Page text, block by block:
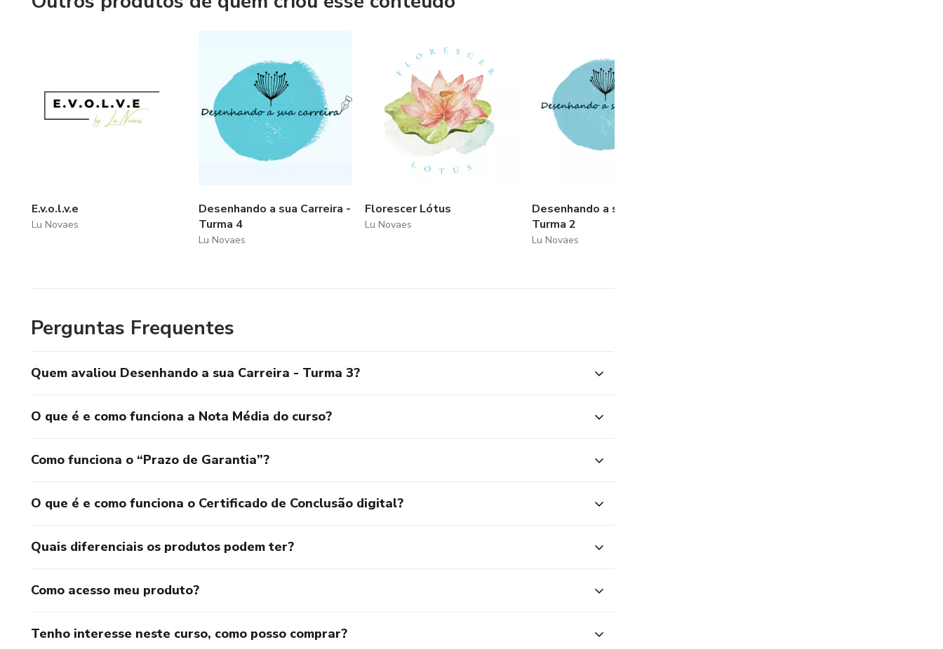
E.v.o.l.v.e
Lu Novaes
Desenhando a sua Carreira -
Turma 4
Lu Novaes
Florescer Lótus
Lu Novaes
Desenhando a sua Carreira -
Turma 2
Lu Novaes
Perguntas Frequentes
Quem avaliou Desenhando a sua Carreira - Turma 3?
O que é e como funciona a Nota Média do curso?
Como funciona o “Prazo de Garantia”?
O que é e como funciona o Certificado de Conclusão digital?
Quais diferenciais os produtos podem ter?
Como acesso meu produto?
Tenho interesse neste curso, como posso comprar?